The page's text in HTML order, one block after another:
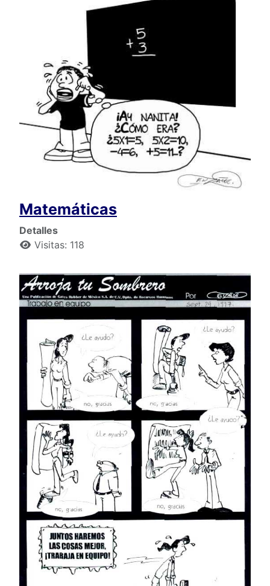
Matemáticas
Detalles
Visitas: 118